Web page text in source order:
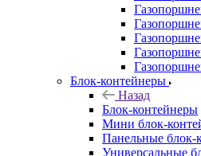
Блок-контейнеры
Назад
Блок-контейнеры
Мини блок-
Панельные блок-
Универсальные